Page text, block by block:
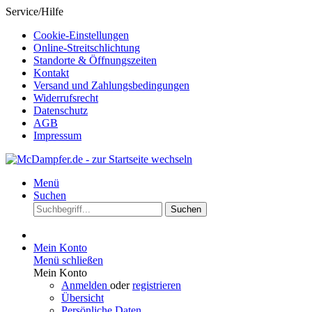
Service/Hilfe
Cookie-Einstellungen
Online-Streitschlichtung
Standorte & Öffnungszeiten
Kontakt
Versand und Zahlungsbedingungen
Widerrufsrecht
Datenschutz
AGB
Impressum
Menü
Suchen
Suchen
Mein Konto
Menü schließen
Mein Konto
Anmelden oderregistrieren
Übersicht